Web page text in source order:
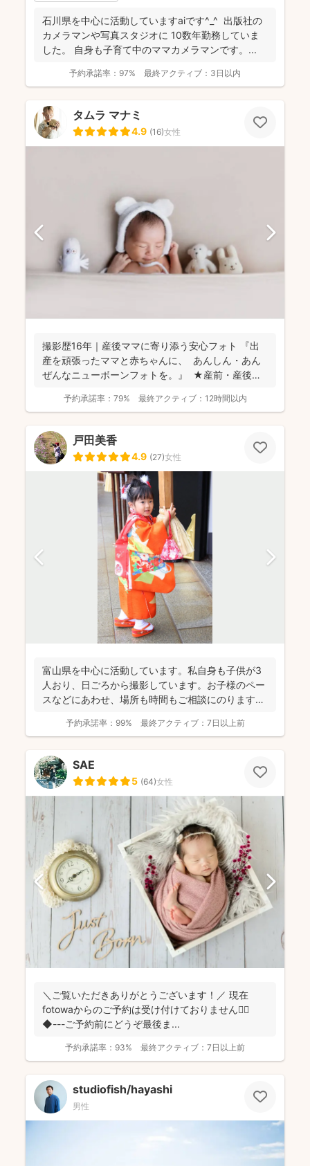
石川県を中心に活動していますaiです^_^ 出版社の
カメラマンや写真スタジオに 10数年勤務していま
した。 自身も子育て中のママカメラマンです。...
予約承諾率： 97% 最終アクティブ： 3日以内
タムラ マナミ
4.9 (16)女性
撮影歴16年｜産後ママに寄り添う安心フォト 『出
産を頑張ったママと赤ちゃんに、 あんしん・あん
ぜんなニューボーンフォトを。』 ★産前・産後
予約承諾率： 79% 最終アクティブ： 12時間以内
戸田美香
4.9 (27)女性
富山県を中心に活動しています。私自身も子供が3
人おり、日ごろから撮影しています。お子様のペー
スなどにあわせ、場所も時間もご相談にのります。
予約承諾率： 99% 最終アクティブ： 7日以上前
SAE
5 (64)女性
＼ご覧いただきありがとうございます！／ 現在
fotowaからのご予約は受け付けておりません🙇‍♀️
◆---ご予約前にどうぞ最後ま...
予約承諾率： 93% 最終アクティブ： 7日以上前
studiofish/hayashi
男性